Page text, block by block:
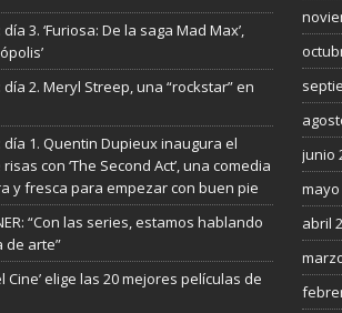
3. ‘Furiosa: De la saga Mad Max’,
día 2. Meryl Streep, una “rockstar” en
día 1. Quentin Dupieux inaugura el
con ‘The Second Act’, una comedia
y fresca para empezar con buen pie
“Con las series, estamos hablando
de arte”
Cine’ elige las 20 mejores películas de
junio
mayo
abril